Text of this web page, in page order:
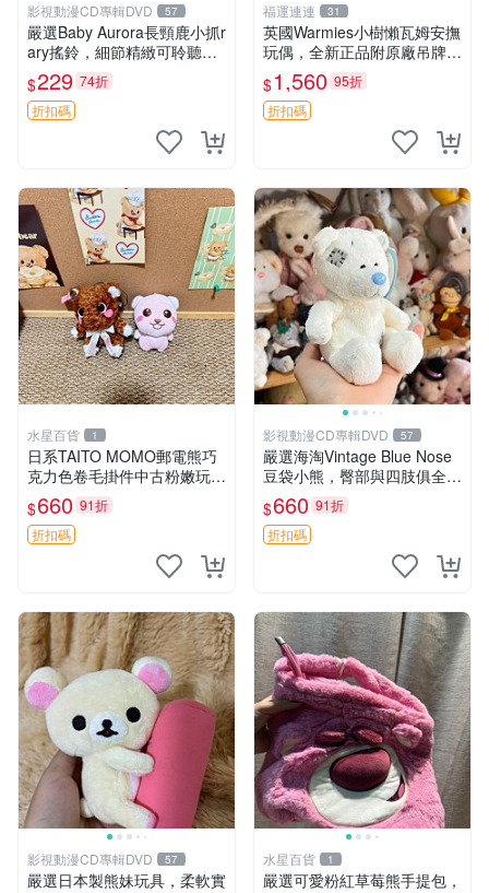
影視動漫CD專輯DVD 57
嚴選Baby Aurora長頸鹿小抓r
ary搖鈴，細節精緻可聆聽清
脆鈴音 軟萌可愛 定制紀念 金
屬搖鈴 新手媽咪推薦 長頸鹿
抓rary 搖鈴
$229 74折
折扣碼
福運連連 31
英國Warmies小樹懶瓦姆安撫
玩偶，全新正品附原廠吊牌與
防塵袋，內藏薰衣草可加熱，
適合各個年齡層，冷暖兩用享
受抱抱樂趣，不容錯過嚴選好
$1,560 95折
折扣碼
水星百貨 1
日系TAITO MOMO郵電熊巧
克力色卷毛掛件中古粉嫩玩偶
微瑕推薦 postpet momo 郵
電熊 中古玩偶
$660 91折
折扣碼
影視動漫CD專輯DVD 57
嚴選海淘Vintage Blue Nose
豆袋小熊，臀部與四肢俱全，
坐高11公分，附原盒與吊牌
收藏。藍鼻子小熊，值得擁有
玩具 憶熊
$660 91折
折扣碼
影視動漫CD專輯DVD 57
嚴選日本製熊妹玩具，柔軟實
水星百貨 1
嚴選可愛粉紅草莓熊手提包，